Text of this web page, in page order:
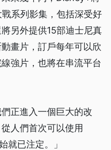
系列影集，包括深受好
另外提供15部迪士尼真
畫片，訂戶每年可以欣
強片，也將在串流平台
正進入一個巨大的改
人們首次可以使用
就已注定。」